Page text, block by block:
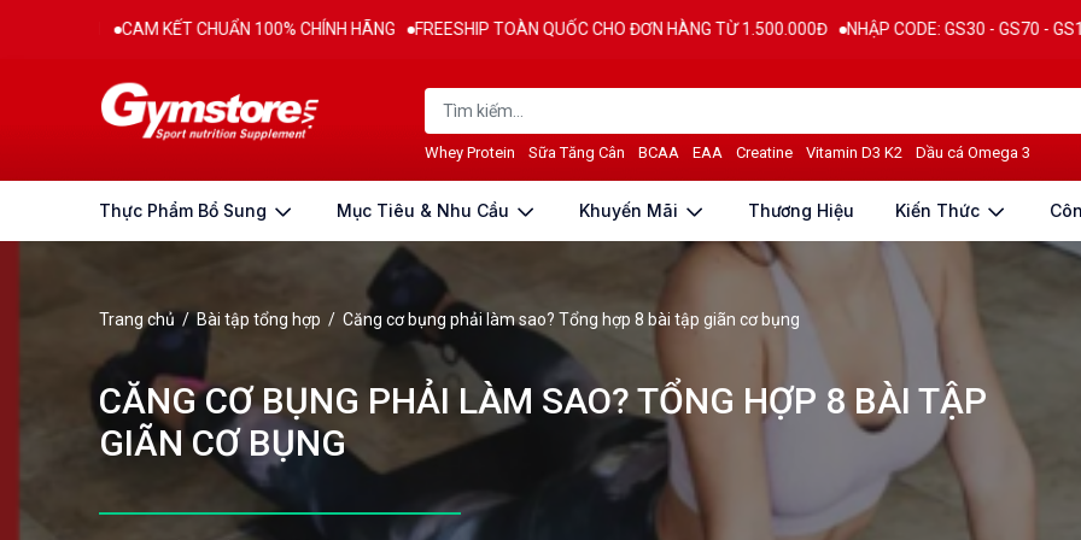
KẾT CHUẨN 100% CHÍNH HÃNG FREESHIP TOÀN QUỐC CHO ĐƠN HÀNG TỪ 1.500.000Đ NHẬP CODE: GS30 - GS70 - GS100 giảm trực tiếp
Whey Protein Sữa Tăng Cân BCAA EAA Creatine Vitamin D3 K2 Dầu cá Omega 3
Thực Phẩm Bổ Sung Mục Tiêu & Nhu Cầu Khuyến Mãi Thương Hiệu Kiến Thức
Trang chủ / Bài tập tổng hợp / Căng cơ bụng phải làm sao? Tổng hợp 8 bài tập giãn cơ bụng
CĂNG CƠ BỤNG PHẢI LÀM SAO? TỔNG HỢP 8 BÀI TẬP
GIÃN CƠ BỤNG